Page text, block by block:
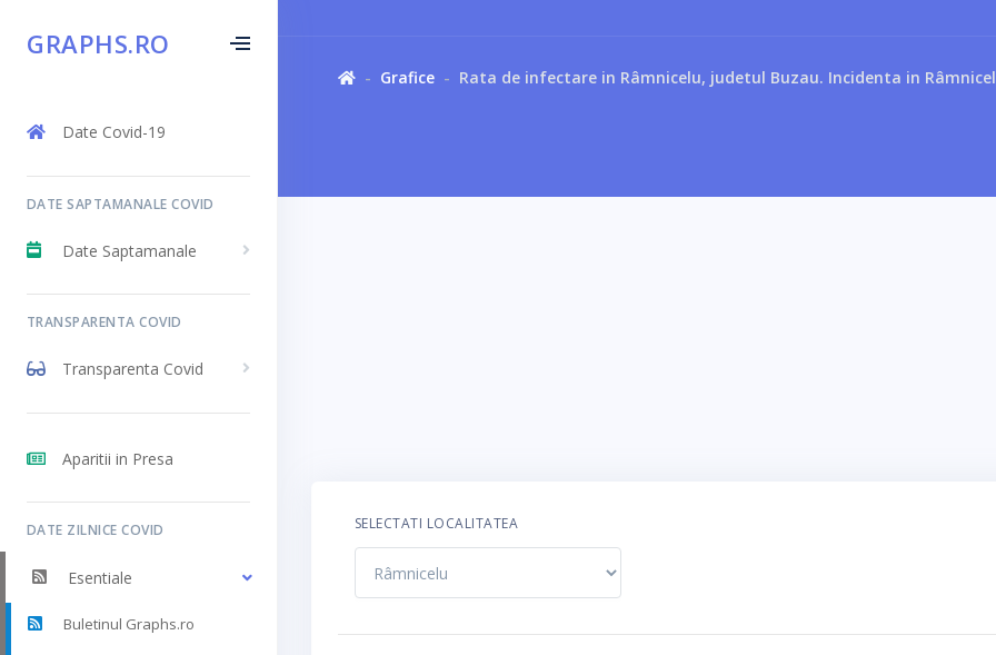
GRAPHS.RO
Date Covid-19
DATE SAPTAMANALE COVID
Date Saptamanale
TRANSPARENTA COVID
Transparenta Covid
Aparitii in Presa
DATE ZILNICE COVID
Esentiale
Buletinul Graphs.ro
Grafice Rata de infectare in Râmnicelu, judetul Buzau. Incidenta in
SELECTATI LOCALITATEA